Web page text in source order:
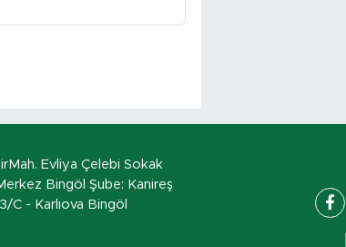
Evliya Çelebi Sokak
Bingöl Şube: Kanireş
C - Karlıova Bingöl